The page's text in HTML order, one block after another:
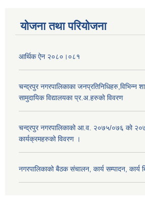
योजना तथा परियोजना
आर्थिक ऐन २०८०।०८१
चन्द्रपुर नगरपालिकाका जनप्रतिनिधिहरु,विभिन्न
सामुदायिक विद्यालयका प्र.अ.हरुको विवरण
चन्द्रपुर नगरपालिकाको आ.व. २०७५/०७६ को
कार्यक्रमहरुको विवरण ।
नगरपालिकाको बैठक संचालन, कार्य सम्पादन, कार्य